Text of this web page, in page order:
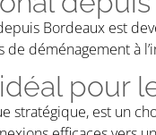
Bordeaux est
déménagement à
pour
est un